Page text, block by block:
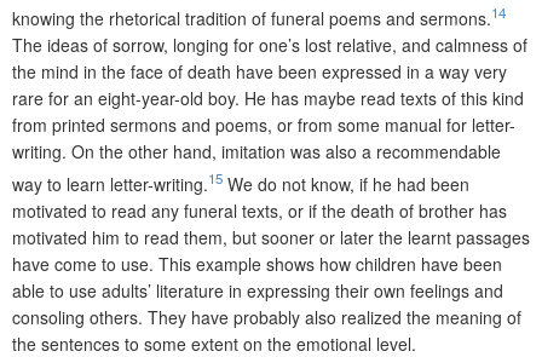
knowing the rhetorical tradition of funeral poems and sermons.14
The ideas of sorrow, longing for one’s lost relative, and calmness of
the mind in the face of death have been expressed in a way very
rare for an eight-year-old boy. He has maybe read texts of this kind
from printed sermons and poems, or from some manual for letter-
writing. On the other hand, imitation was also a recommendable
way to learn letter-writing.15 We do not know, if he had been
motivated to read any funeral texts, or if the death of brother has
motivated him to read them, but sooner or later the learnt passages
have come to use. This example shows how children have been
able to use adults’ literature in expressing their own feelings and
conso­ling others. They have probably also realized the meaning of
the sentences to some extent on the emotional level.